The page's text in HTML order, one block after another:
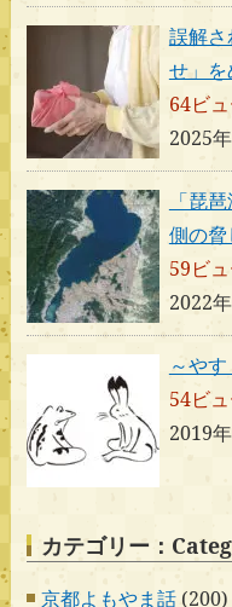
誤解
せ」を
64ビ
2025
「琵
側の脅
59ビ
2022
～や
54ビ
2019
カテゴリー：
京都よもやま話(200)